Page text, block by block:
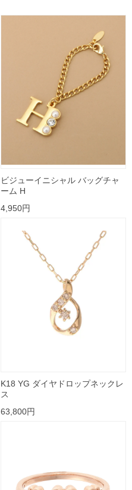
ビジューイニシャル バッグチャ
ーム H
4,950円
K18 YG ダイヤドロップネックレ
ス
63,800円